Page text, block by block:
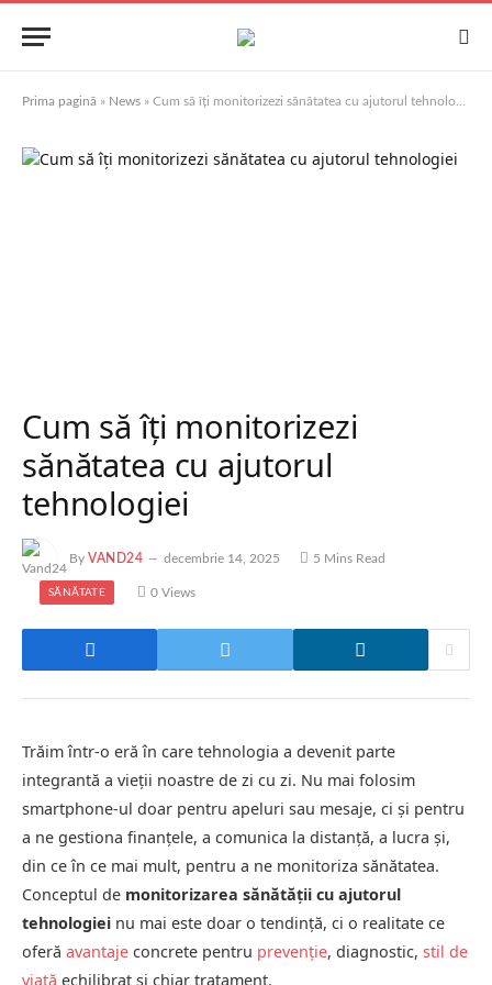
Prima pagină » News » Cum să îți monitorizezi sănătatea cu ajutorul tehnologiei
Cum să îți monitorizezi
sănătatea cu ajutorul
tehnologiei
By VAND24 decembrie 14, 2025 5 Mins Read
SĂNĂTATE 0Views
Trăim într-o eră în care tehnologia a devenit parte
integrantă a vieții noastre de zi cu zi. Nu mai folosim
smartphone-ul doar pentru apeluri sau mesaje, ci și pentru
a ne gestiona finanțele, a comunica la distanță, a lucra și,
din ce în ce mai mult, pentru a ne monitoriza sănătatea.
Conceptul de monitorizarea sănătății cu ajutorul
tehnologiei nu mai este doar o tendință, ci o realitate ce
oferă avantaje concrete pentru prevenție, diagnostic, stil de
viață echilibrat și chiar tratament.